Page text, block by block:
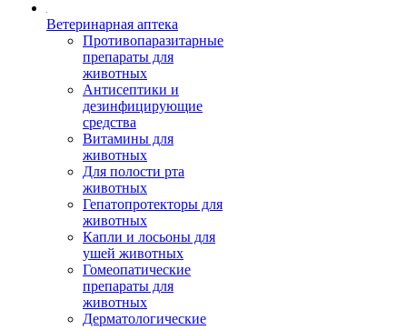
Ветеринарная аптека
Противопаразитарные
препараты для
животных
Антисептики и
дезинфицирующие
средства
Витамины для
животных
Для полости рта
животных
Гепатопротекторы для
животных
Капли и лосьоны для
ушей животных
Гомеопатические
препараты для
животных
Дерматологические